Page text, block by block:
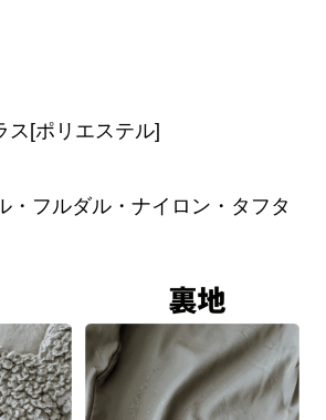
ス[ポリエステル]
・フルダル・ナイロン・タフタ